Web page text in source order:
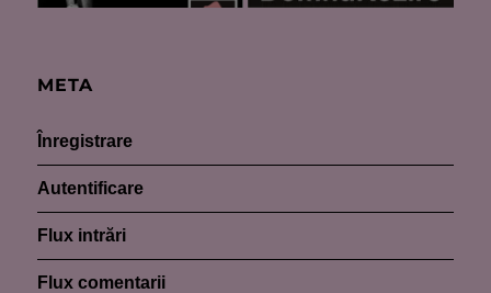
META
Înregistrare
Autentificare
Flux intrări
Flux comentarii